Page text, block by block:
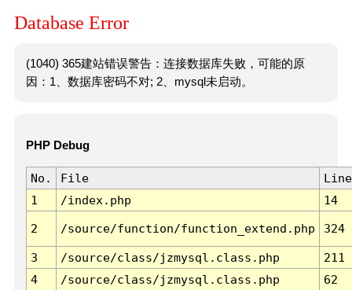
Database Error
(1040) 365建站错误警告：连接数据库失败，可能的原
因：1、数据库密码不对; 2、mysql未启动。
PHP Debug
No. File
Line
1
/index.php 14
2 /source/function/function_extend.php 324
3 /source/class/jzmysql.class.php
211
4
/source/class/jzmysql.class.php
62